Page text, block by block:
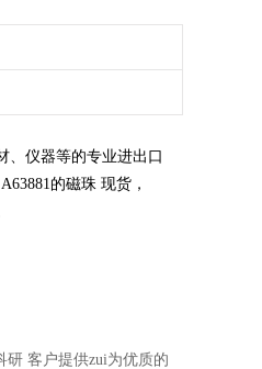
、仪器等的专业进出口
的磁珠 现货，
客户提供zui为优质的